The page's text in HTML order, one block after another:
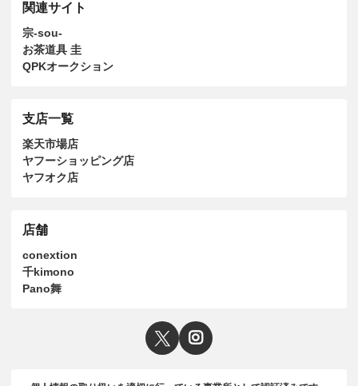
関連サイト
宗-sou-
お茶道具 圭
QPKオークション
支店一覧
楽天市場店
ヤフーショッピング店
ヤフオク店
店舗
conextion
千kimono
Pano舞